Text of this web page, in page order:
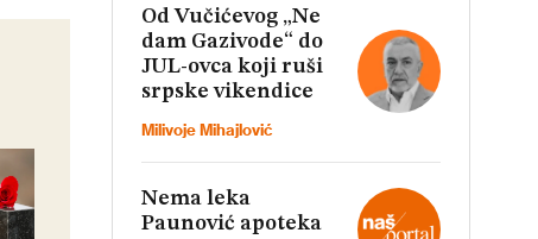
Od Vučićevog „Ne
dam Gazivode“ do
JUL-ovca koji ruši
srpske vikendice
Milivoje Mihajlović
Nema leka
Paunović apoteka